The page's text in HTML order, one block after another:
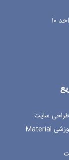
طراحی سایت
مقالات آموزشی Material